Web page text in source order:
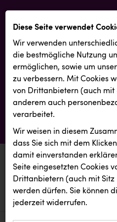
aktuelle aussendungen
aktuelle aussendungen
Diese Seite verwendet
Wir verwenden
die best­mögliche Nutzung
ermöglichen, sowie um
zu verbessern. Mit Cookies
von Drittanbietern (auch mit
anderem auch
verarbeitet.
Wir weisen in diesem
dass Sie sich mit dem
damit ein­ver­standen
Seite eingesetzten Cookies
Drittanbietern (auch mit Sitz
werden dürfen. Sie können
jederzeit widerrufen.